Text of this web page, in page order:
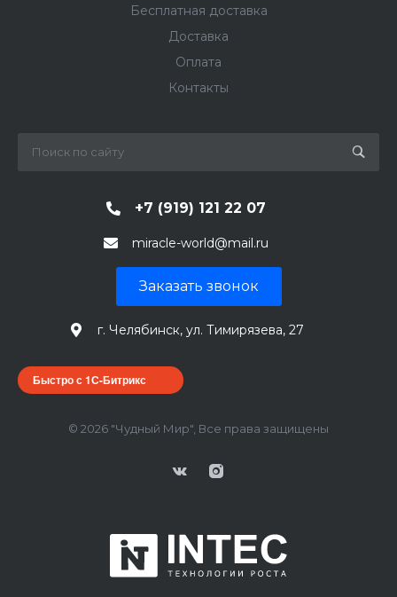
Бесплатная доставка
Доставка
Оплата
Контакты
+7 (919) 121 22 07
miracle-world@mail.ru
Заказать звонок
г. Челябинск, ул. Тимирязева, 27
Быстро с 1С-Битрикс
© 2026 "Чудный Мир", Все права защищены